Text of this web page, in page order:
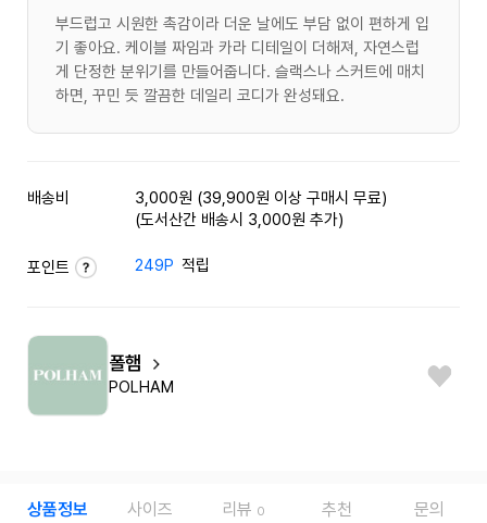
부드럽고 시원한 촉감이라 더운 날에도 부담 없이 편하게 입
기 좋아요. 케이블 짜임과 카라 디테일이 더해져, 자연스럽
게 단정한 분위기를 만들어줍니다. 슬랙스나 스커트에 매치
하면, 꾸민 듯 깔끔한 데일리 코디가 완성돼요.
배송비
3,000원 (39,900원 이상 구매시 무료)
(도서산간 배송시 3,000원 추가)
포인트 249P 적립
폴햄
POLHAM
상품정보 사이즈 리뷰 0 추천 문의